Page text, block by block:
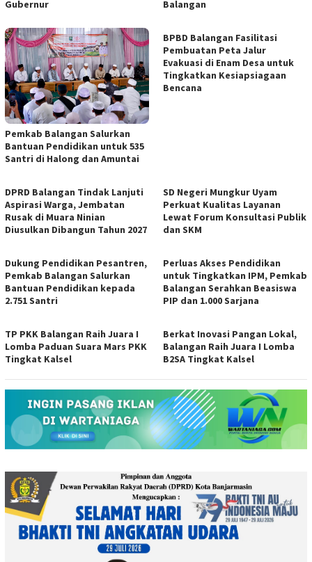
Gubernur Balangan
Pemkab Balangan Salurkan
Bantuan Pendidikan untuk 535
Santri di Halong dan Amuntai
BPBD Balangan Fasilitasi
Pembuatan Peta Jalur
Evakuasi di Enam Desa untuk
Tingkatkan Kesiapsiagaan
Bencana
DPRD Balangan Tindak Lanjuti
Aspirasi Warga, Jembatan
Rusak di Muara Ninian
Diusulkan Dibangun Tahun 2027
SD Negeri Mungkur Uyam
Perkuat Kualitas Layanan
Lewat Forum Konsultasi Publik
dan SKM
Dukung Pendidikan Pesantren,
Pemkab Balangan Salurkan
Bantuan Pendidikan kepada
2.751 Santri
Perluas Akses Pendidikan
untuk Tingkatkan IPM, Pemkab
Balangan Serahkan Beasiswa
PIP dan 1.000 Sarjana
TP PKK Balangan Raih Juara I
Lomba Paduan Suara Mars PKK
Tingkat Kalsel
Berkat Inovasi Pangan Lokal,
Balangan Raih Juara I Lomba
B2SA Tingkat Kalsel